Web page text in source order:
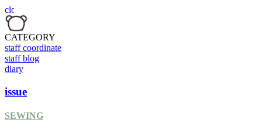
CATEGORY
staff coordinate
staff blog
diary
issue
SEWING